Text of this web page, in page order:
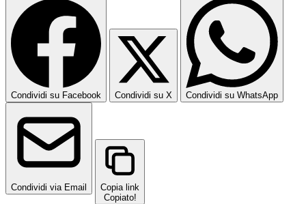
Condividi su Facebook Condividi su X Condividi su WhatsApp
Condividi via Email
Copia link
Copiato!